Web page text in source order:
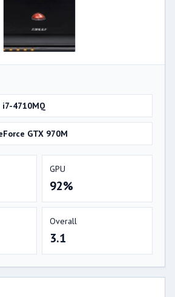
4710MQ
GTX 970M
GPU
92%
Overall
3.1